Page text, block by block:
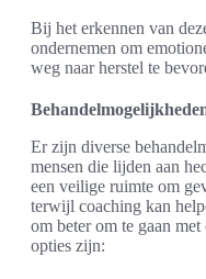
Bij het erkennen van
ondernemen om
weg naar herstel te
Er zijn diverse
mensen die lijden aan
een veilige ruimte om
terwijl coaching kan
om beter om te gaan
opties zijn: